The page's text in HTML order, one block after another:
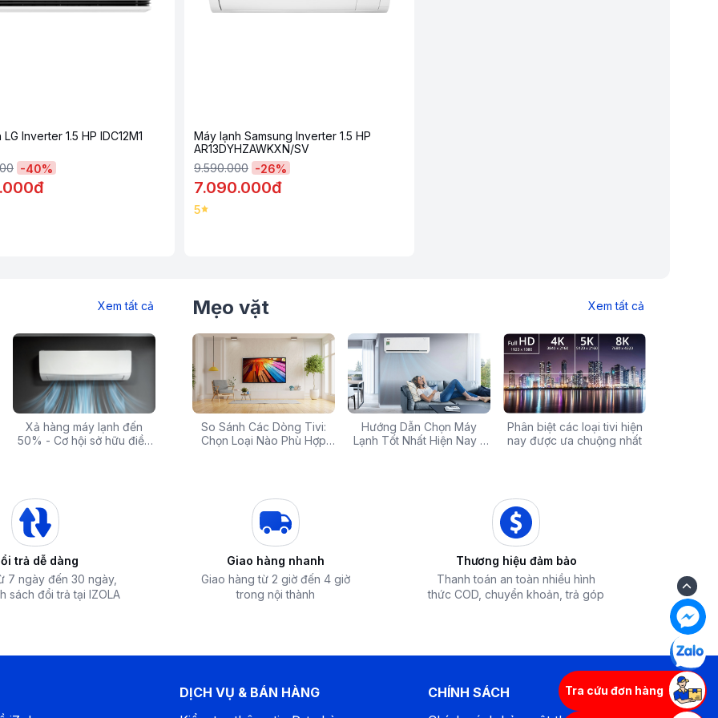
Tra cứu đơn hàng
thân thiện với môi trường, hạn chế tác
Ngoài ra, môi chất này còn giúp máy làm
thụ ở mức ổn định.
Inverter 1.5 HP IDC12M1
-40%
Máy lạnh Samsung Inverter 1.5 HP
AR13DYHZAWKXN/SV
9.590.000 -26%
7.090.000đ
5
Xem tất cả
Xả hàng máy lạnh đến
50% - Cơ hội sở hữu điều
Săn Sale Khủng: Hàng
Điện Máy Cao Cấp Giảm
Tivi Chính Hãng Giá Rẻ –
Siêu Ưu Đãi Chỉ Có Tại
Tivi sale khủng đến 60%:
Cơ hội sở hữu chiếc tivi
50% - Cơ hội
Mẹo vặt Xem tất cả
Top 10 máy lọc nước nóng
lạnh tốt nhất đáng mua
So Sánh Các Dòng Tivi:
Chọn Loại Nào Phù Hợp
Hướng Dẫn Chọn Máy
Lạnh Tốt Nhất Hiện Nay –
Phân biệt các loại tivi hiện
nay được ưa chuộng nhất
trả dễ dàng
7 ngày đến 30 ngày,
sách đổi trả tại IZOLA
Giao hàng nhanh
Giao hàng từ 2 giờ đến 4 giờ
trong nội thành
Thương hiệu đảm bảo
Thanh toán an toàn nhiều hình
thức COD, chuyển khoản, trả góp
DỊCH VỤ & BÁN HÀNG
CHÍNH SÁCH